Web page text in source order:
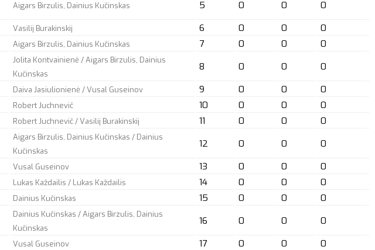
Aigars Birzulis, Dainius Kučinskas 5 0 0
0
Vasilij Burakinskij 6 0 0
0
Aigars Birzulis, Dainius Kučinskas 7 0 0
0
Jolita Kontvainienė / Aigars Birzulis, Dainius
Kučinskas
8 0 0
0
Daiva Jasiulionienė / Vusal Guseinov 9 0 0
0
Robert Juchnevič 10 0 0
0
Robert Juchnevič / Vasilij Burakinskij 11 0 0
0
Aigars Birzulis, Dainius Kučinskas / Dainius
Kučinskas
12 0 0
0
Vusal Guseinov 13 0 0
0
Lukas Každailis / Lukas Každailis 14 0 0
0
Dainius Kučinskas 15 0 0
0
Dainius Kučinskas / Aigars Birzulis, Dainius
Kučinskas
16 0 0
0
Vusal Guseinov 17 0 0
0